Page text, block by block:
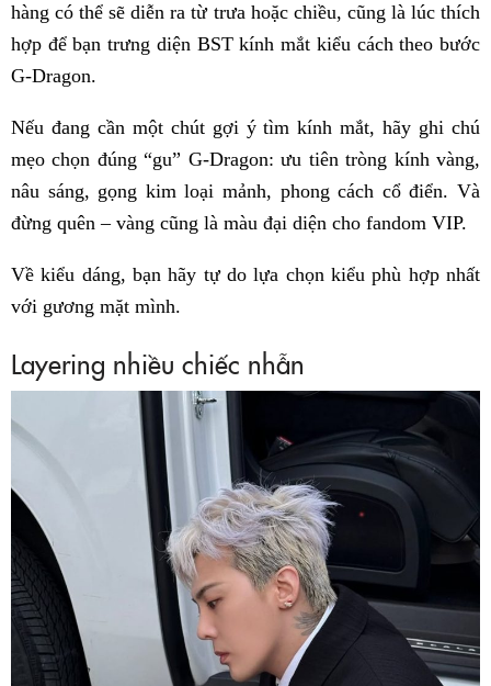
hàng có thể sẽ diễn ra từ trưa hoặc chiều, cũng là lúc thích
hợp để bạn trưng diện BST kính mắt kiểu cách theo bước
G-Dragon.
Nếu đang cần một chút gợi ý tìm kính mắt, hãy ghi chú
mẹo chọn đúng “gu” G-Dragon: ưu tiên tròng kính vàng,
nâu sáng, gọng kim loại mảnh, phong cách cổ điển. Và
đừng quên – vàng cũng là màu đại diện cho fandom VIP.
Về kiểu dáng, bạn hãy tự do lựa chọn kiểu phù hợp nhất
với gương mặt mình.
Layering nhiều chiếc nhẫn